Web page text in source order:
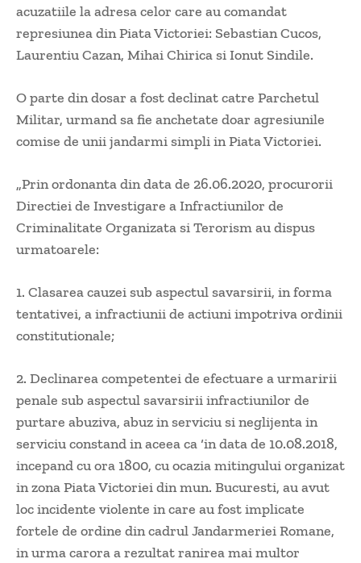
acuzatiile la adresa celor care au comandat
represiunea din Piata Victoriei: Sebastian Cucos,
Laurentiu Cazan, Mihai Chirica si Ionut Sindile.
O parte din dosar a fost declinat catre Parchetul
Militar, urmand sa fie anchetate doar agresiunile
comise de unii jandarmi simpli in Piata Victoriei.
„Prin ordonanta din data de 26.06.2020, procurorii
Directiei de Investigare a Infractiunilor de
Criminalitate Organizata si Terorism au dispus
urmatoarele:
1. Clasarea cauzei sub aspectul savarsirii, in forma
tentativei, a infractiunii de actiuni impotriva ordinii
constitutionale;
2. Declinarea competentei de efectuare a urmaririi
penale sub aspectul savarsirii infractiunilor de
purtare abuziva, abuz in serviciu si neglijenta in
serviciu constand in aceea ca ‘in data de 10.08.2018,
incepand cu ora 1800, cu ocazia mitingului organizat
in zona Piata Victoriei din mun. Bucuresti, au avut
loc incidente violente in care au fost implicate
fortele de ordine din cadrul Jandarmeriei Romane,
in urma carora a rezultat ranirea mai multor